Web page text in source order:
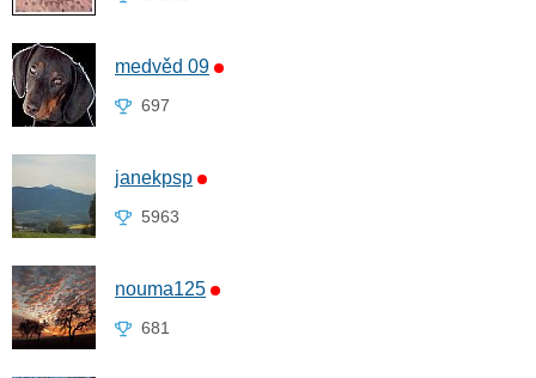
medvěd 09
697
janekpsp
5963
nouma125
681